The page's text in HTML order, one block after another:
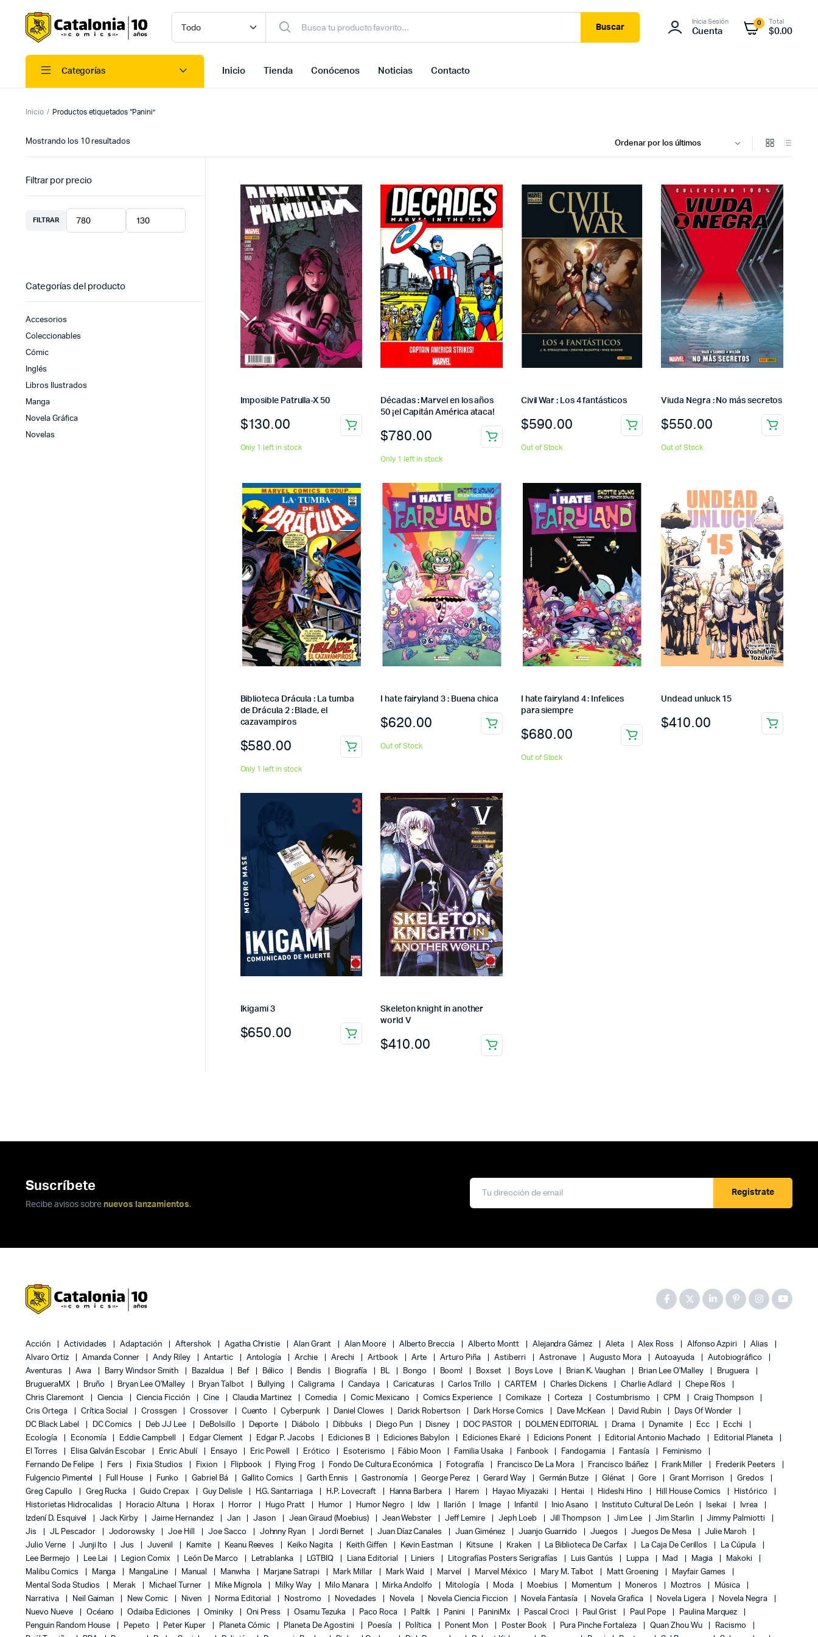
Buscar
Inicia Sesión
Cuenta
0 Total
$0.00
Categorías Inicio Tienda Conócenos Noticias Contacto
Inicio Productos etiquetados “Panini”
Mostrando los 10 resultadosOrdenado
Imposible Patrulla-X 50
$130.00
Only 1 left in stock
Décadas : Marvel en los años
50 ¡el Capitán América ataca!
$780.00
Only 1 left in stock
Civil War : Los 4 fantásticos
$590.00
Out of Stock
Viuda Negra : No más secretos
$550.00
Out of Stock
Biblioteca Drácula : La tumba
de Drácula 2 : Blade, el
cazavampiros
$580.00
Only 1 left in stock
I hate fairyland 3 : Buena chica
$620.00
Out of Stock
I hate fairyland 4 : Infelices
para siempre
$680.00
Out of Stock
Undead unluck 15
$410.00
Ikigami 3
$650.00
Skeleton knight in another
world V
$410.00
Filtrar por precio
FILTRAR
Categorías del producto
Accesorios
Coleccionables
Cómic
Inglés
Libros Ilustrados
Manga
Novela Gráfica
Novelas
Suscríbete
Recibe avisos sobre nuevos lanzamientos.
Registrate
Acción Actividades Adaptación Aftershok Agatha Christie Alan Grant Alan Moore Alberto Breccia Alberto Montt Alejandra Gámez Aleta Alex Ross Alfonso Azpiri
Alias
Alvaro Ortiz
Amanda Conner Andy Riley Antartic Antología Archie Arechi Artbook Arte Arturo Piña Astiberri Astronave Augusto Mora Autoayuda
Autobiográfico
Aventuras
Awa Barry Windsor Smith Bazaldua Bef Bélico Bendis Biografía BL Bongo Boom! Boxset Boys Love Brian K. Vaughan Brian Lee O'Malley
Bruguera
BrugueraMX
Bruño Bryan Lee O'Malley Bryan Talbot Bullying Caligrama Candaya Caricaturas Carlos Trillo CARTEM Charles Dickens Charlie Adlard
Chepe Ríos
Chris Claremont
Ciencia Ciencia Ficción Cine Claudia Martinez Comedia Comic Mexicano Comics Experience Comikaze Corteza Costumbrismo CPM
Craig Thompson
Cris Ortega
Crítica Social Crossgen Crossover Cuento Cyberpunk Daniel Clowes Darick Robertson Dark Horse Comics Dave McKean David Rubin
Days Of Wonder
DC Black Label
DC Comics Deb JJ Lee DeBolsillo Deporte Diábolo Dibbuks Diego Pun Disney DOC PASTOR DOLMEN EDITORIAL Drama Dynamite Ecc
Ecchi
Ecología
Economía Eddie Campbell Edgar Clement Edgar P. Jacobs Ediciones B Ediciones Babylon Ediciones Ekaré Edicions Ponent Editorial Antonio Machado
Editorial Planeta
El Torres
Elisa Galván Escobar Enric Abulí Ensayo Eric Powell Erótico Esoterismo Fábio Moon Familia Usaka Fanbook Fandogamia Fantasía
Feminismo
Fernando De Felipe
Fers Fixia Studios Fixion Flipbook Flying Frog Fondo De Cultura Económica Fotografía Francisco De La Mora Francisco Ibáñez Frank Miller
Frederik Peeters
Fulgencio Pimentel
Full House Funko Gabriel Bá Gallito Comics Garth Ennis Gastronomía George Perez Gerard Way Germán Butze Glénat Gore Grant Morrison
Gredos
Greg Capullo
Greg Rucka Guido Crepax Guy Delisle H.G. Santarriaga H.P. Lovecraft Hanna Barbera Harem Hayao Miyazaki Hentai Hideshi Hino Hill House Comics
Histórico
Historietas Hidrocalidas
Horacio Altuna Horax Horror Hugo Pratt Humor Humor Negro Idw Ilarión Image Infantil Inio Asano Instituto Cultural De León Isekai
Ivrea
Izdení D. Esquivel
Jack Kirby Jaime Hernandez Jan Jason Jean Giraud (Moebius) Jean Webster Jeff Lemire Jeph Loeb Jill Thompson Jim Lee Jim Starlin
Jimmy Palmiotti
Jis
JL Pescador Jodorowsky Joe Hill Joe Sacco Johnny Ryan Jordi Bernet Juan Díaz Canales Juan Giménez Juanjo Guarnido Juegos Juegos De Mesa
Julie Maroh
Julio Verne
Junji Ito Jus Juvenil Kamite Keanu Reeves Keiko Nagita Keith Giffen Kevin Eastman Kitsune Kraken La Biblioteca De Carfax La Caja De Cerillos
La Cúpula
Lee Bermejo
Lee Lai Legion Comix León De Marco Letrablanka LGTBIQ Liana Editorial Liniers Litografías Posters Serigrafías Luis Gantús Luppa Mad Magia
Makoki
Malibu Comics
Manga MangaLine Manual Manwha Marjane Satrapi Mark Millar Mark Waid Marvel Marvel México Mary M. Talbot Matt Groening
Mayfair Games
Mental Soda Studios
Merak Michael Turner Mike Mignola Milky Way Milo Manara Mirka Andolfo Mitología Moda Moebius Momentum Moneros Moztros
Música
Narrativa
Neil Gaiman New Comic Niven Norma Editorial Nostromo Novedades Novela Novela Ciencia Ficcion Novela Fantasía Novela Grafica Novela Ligera
Novela Negra
Nuevo Nueve
Océano Odaiba Ediciones Ominiky Oni Press Osamu Tezuka Paco Roca Paltik Panini PaniniMx Pascal Croci Paul Grist Paul Pope
Paulina Marquez
Penguin Random House
Pepeto Peter Kuper Planeta Cómic Planeta De Agostini Poesía Política Ponent Mon Poster Book Pura Pinche Fortaleza Quan Zhou Wu
Racismo